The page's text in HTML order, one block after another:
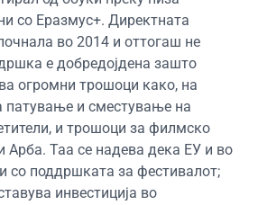
со Еразмус+. Директната
во 2014 и оттогаш не
е добредојдена зашто
огромни трошоци како, на
патување и сместување на
и трошоци за филмско
Арба. Таа се надева дека ЕУ и во
со поддршката за фестивалот;
инвестиција во